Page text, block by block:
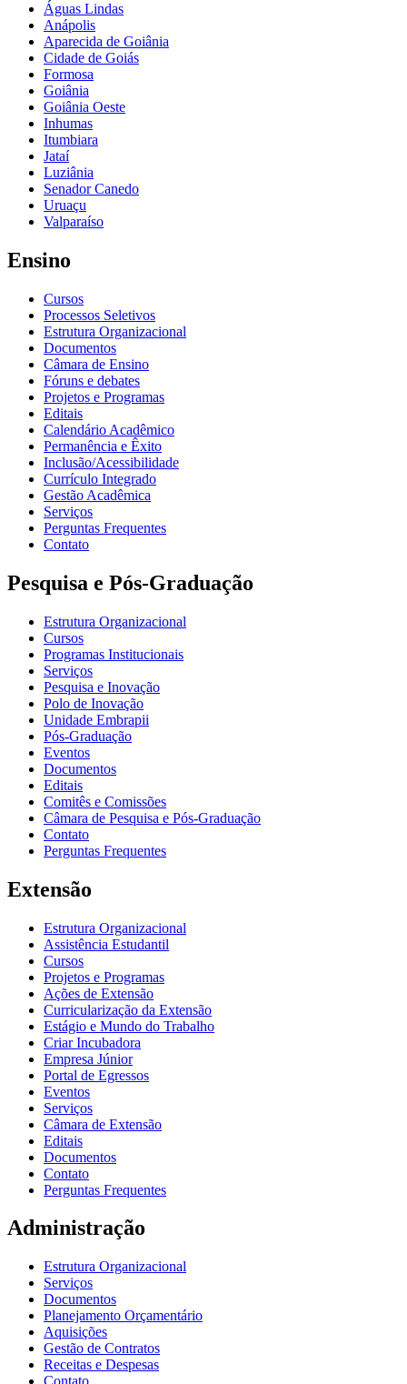
Águas Lindas
Anápolis
Aparecida de Goiânia
Cidade de Goiás
Formosa
Goiânia
Goiânia Oeste
Inhumas
Itumbiara
Jataí
Luziânia
Senador Canedo
Uruaçu
Valparaíso
Ensino
Cursos
Processos Seletivos
Estrutura Organizacional
Documentos
Câmara de Ensino
Fóruns e debates
Projetos e Programas
Editais
Calendário Acadêmico
Permanência e Êxito
Inclusão/Acessibilidade
Currículo Integrado
Gestão Acadêmica
Serviços
Perguntas Frequentes
Contato
Pesquisa e Pós-Graduação
Estrutura Organizacional
Cursos
Programas Institucionais
Serviços
Pesquisa e Inovação
Polo de Inovação
Unidade Embrapii
Pós-Graduação
Eventos
Documentos
Editais
Comitês e Comissões
Câmara de Pesquisa e Pós-Graduação
Contato
Perguntas Frequentes
Extensão
Estrutura Organizacional
Assistência Estudantil
Cursos
Projetos e Programas
Ações de Extensão
Curricularização da Extensão
Estágio e Mundo do Trabalho
Criar Incubadora
Empresa Júnior
Portal de Egressos
Eventos
Serviços
Câmara de Extensão
Editais
Documentos
Contato
Perguntas Frequentes
Administração
Estrutura Organizacional
Serviços
Documentos
Planejamento Orçamentário
Aquisições
Gestão de Contratos
Receitas e Despesas